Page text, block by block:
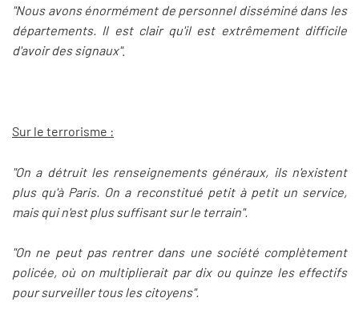
"Nous avons énormément de personnel disséminé dans les
départements. Il est clair qu'il est extrêmement difficile
d'avoir des signaux".
Sur le terrorisme :
"On a détruit les renseignements généraux, ils n'existent
plus qu'à Paris. On a reconstitué petit à petit un service,
mais qui n'est plus suffisant sur le terrain".
"On ne peut pas rentrer dans une société complètement
policée, où on multiplierait par dix ou quinze les effectifs
pour surveiller tous les citoyens".